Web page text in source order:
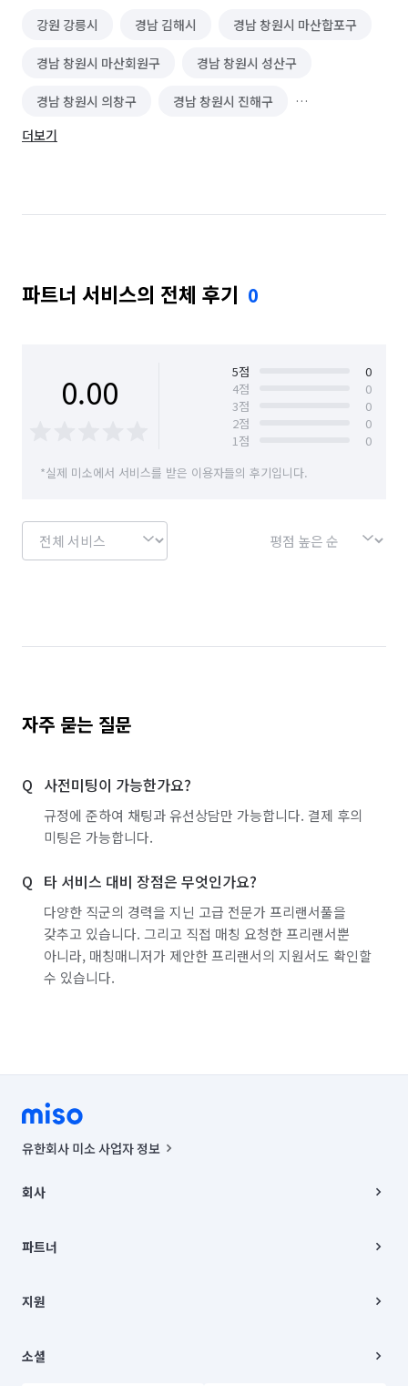
강원 강릉시 경남 김해시 경남 창원시 마산합포구
경남 창원시 마산회원구 경남 창원시 성산구
경남 창원시 의창구 경남 창원시 진해구
부산 강서구
서울 서초구 울산 울주군
더보기
파트너 서비스의 전체 후기 0
0.00 5점
0
4점
0
3점
0
2점
0
1점
0
*실제 미소에서 서비스를 받은 이용자들의 후기입니다.
자주 묻는 질문
사전미팅이 가능한가요?
규정에 준하여 채팅과 유선상담만 가능합니다. 결제 후의
미팅은 가능합니다.
타 서비스 대비 장점은 무엇인가요?
다양한 직군의 경력을 지닌 고급 전문가 프리랜서풀을
갖추고 있습니다. 그리고 직접 매칭 요청한 프리랜서뿐
아니라, 매칭매니저가 제안한 프리랜서의 지원서도 확인할
수 있습니다.
유한회사 미소 사업자 정보
00019 |
주소 | 본사: 서울특별시 종로구 율곡로 6(중학동, 트윈트리빌딩) B동 5층
컨택센터 : 서울특별시 종로구 수송동 율곡로 24, 7층, 8층 미소
상품, 상품정보, 거래에 관한 의무와 책임은 거래당사자에게 있습니다.
언론 보도 관련 문의:
© 유한회사 미소. Miso, Inc. All Rights Reserved.
회사
채용
파트너
이사
지원
이용약관
소셜